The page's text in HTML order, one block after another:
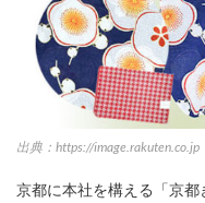
出典：https://image.rakuten.co.jp
京都に本社を構える「京